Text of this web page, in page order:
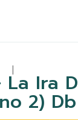
Ira
2) Db